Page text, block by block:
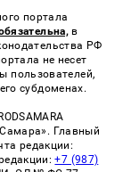
портала
в
РФ
не несет
пользователей,
субдоменах.
Главный
редакции:
+7 (987)